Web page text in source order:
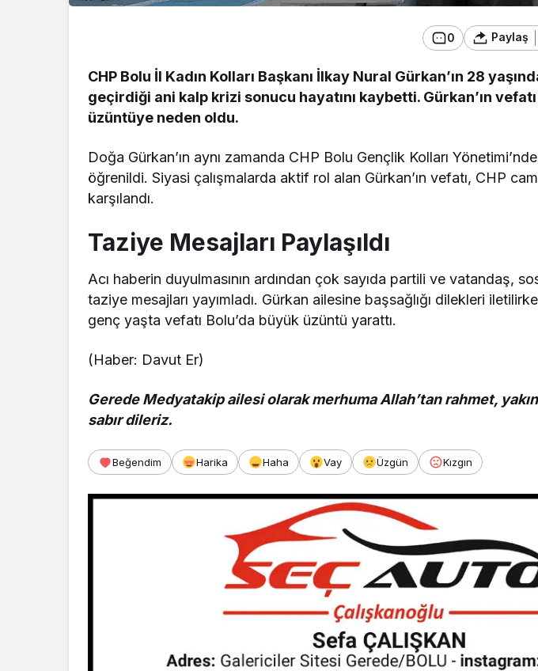
0 Paylaş
CHP Bolu İl Kadın Kolları Başkanı İlkay Nural Gürkan’ın 28
geçirdiği ani kalp krizi sonucu hayatını kaybetti. Gürkan’ın
üzüntüye neden oldu.
Doğa Gürkan’ın aynı zamanda CHP Bolu Gençlik Kolları
öğrenildi. Siyasi çalışmalarda aktif rol alan Gürkan’ın vefatı, CHP
karşılandı.
Taziye Mesajları Paylaşıldı
Acı haberin duyulmasının ardından çok sayıda partili ve vatandaş,
taziye mesajları yayımladı. Gürkan ailesine başsağlığı dilekleri
genç yaşta vefatı Bolu’da büyük üzüntü yarattı.
(Haber: Davut Er)
Gerede Medyatakip ailesi olarak merhuma Allah’tan rahmet,
sabır dileriz.
Beğendim Harika Haha Vay Üzgün Kızgın